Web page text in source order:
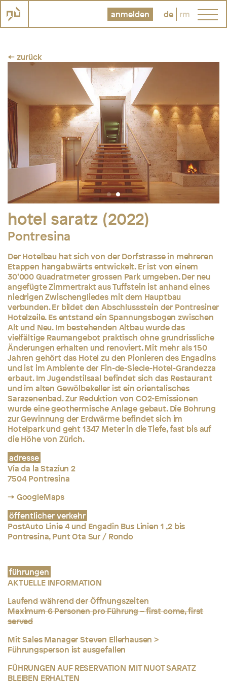
anmelden de rm
← zurück
hotel saratz (2022)
Pontresina
Der Hotelbau hat sich von der Dorfstrasse in mehreren
Etappen hangabwärts entwickelt. Er ist von einem
30’000 Quadratmeter grossen Park umgeben. Der neu
angefügte Zimmertrakt aus Tuffstein ist anhand eines
niedrigen Zwischengliedes mit dem Hauptbau
verbunden. Er bildet den Abschlussstein der Pontresiner
Hotelzeile. Es entstand ein Spannungsbogen zwischen
Alt und Neu. Im bestehenden Altbau wurde das
vielfältige Raumangebot praktisch ohne grundrissliche
Änderungen erhalten und renoviert. Mit mehr als 150
Jahren gehört das Hotel zu den Pionieren des Engadins
und ist im Ambiente der Fin-de-Siecle-Hotel-Grandezza
erbaut. Im Jugendstilsaal befindet sich das Restaurant
und im alten Gewölbekeller ist ein orientalisches
Sarazenenbad. Zur Reduktion von CO2-Emissionen
wurde eine geothermische Anlage gebaut. Die Bohrung
zur Gewinnung der Erdwärme befindet sich im
Hotelpark und geht 1347 Meter in die Tiefe, fast bis auf
die Höhe von Zürich.
adresse
Via da la Staziun 2
7504 Pontresina
→ GoogleMaps
öffentlicher verkehr
PostAuto Linie 4 und Engadin Bus Linien 1 ,2 bis
Pontresina, Punt Ota Sur / Rondo
führungen
AKTUELLE INFORMATION
Laufend während der Öffnungszeiten
Maximum 6 Personen pro Führung – first come, first
served
Mit Sales Manager Steven Ellerhausen >
Führungsperson ist ausgefallen
FÜHRUNGEN AUF RESERVATION MIT NUOT SARATZ
BLEIBEN ERHALTEN